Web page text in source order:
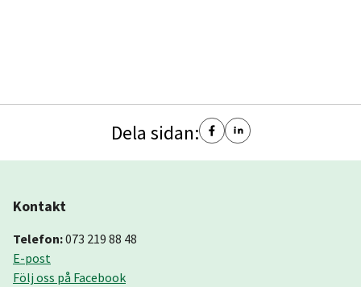
Dela sidan:
Kontakt
Telefon:073 219 88 48
E-post
Följ oss på Facebook